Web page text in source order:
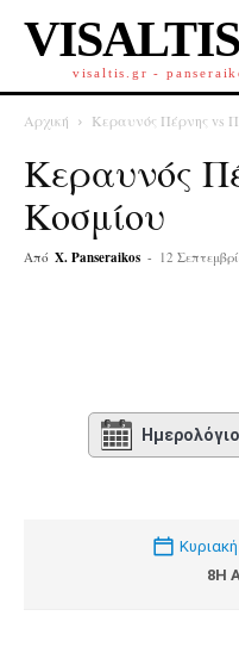
visaltis.gr -
Αρχική Κεραυνός Πέρνης vs
Κεραυνός
Κοσμίου
Από X. Panseraikos - 12
Ημερολόγιο
8Η